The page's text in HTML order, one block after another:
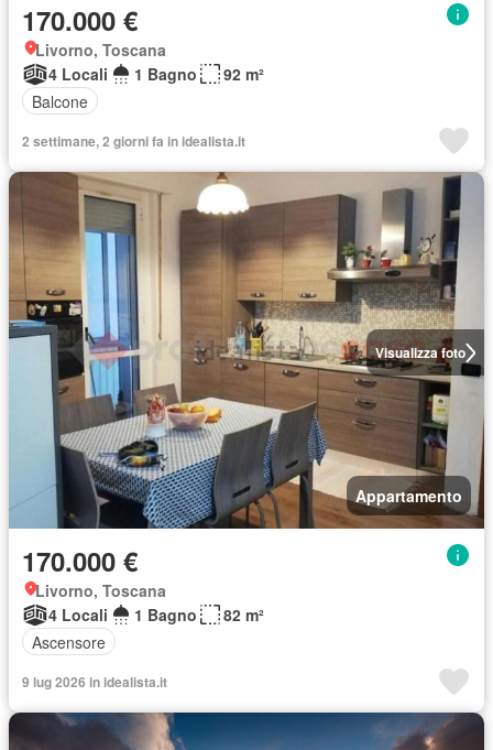
170.000 €
Livorno, Toscana
4 Locali
1 Bagno
92 m²
Balcone
2 settimane, 2 giorni fa in idealista.it
Visualizza foto
Appartamento
170.000 €
Livorno, Toscana
4 Locali
1 Bagno
82 m²
Ascensore
9 lug 2026 in idealista.it